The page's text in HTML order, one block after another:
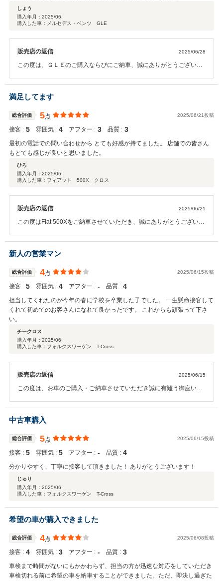
しょう
購入年月： 2025/06
購入した車：メルセデス・ベンツ GLE
販売店の返信 2025/06/28
この度は、ＧＬＥのご購入ならびにご納車、誠にありがとうございま
適で充実したカーライフをお過ごしいただければ幸いです！ 安心して
お乗りいただけるようサポートさせていただきますので、引き続きよ
ろしくお願いいたします。
満足してます
総合評価 5点 2025/06/21投稿
接客 : 5 雰囲気 : 4 アフター : 3 品質 : 3
最初の電話での問い合わせから とても好感が持てました。 店舗での皆さん
もとても感じが良いと思いました。
ひろ
購入年月： 2025/06
購入した車：フィアット 500X クロス
販売店の返信 2025/06/21
この度はFiat 500Xをご納車させていただき、誠にありがとうございま
しいカーライフになると思います！ 運転するたびに「選んでよかっ
た」と感じていただけたら嬉しいです。 今後とも、500Xとのカーラ
イフをしっかりサポートさせていただきますので、どうぞよろしくお
願いいたします！
新人の営業マン
総合評価 4点 2025/06/15投稿
接客 : 5 雰囲気 : 4 アフター : ‐ 品質 : 4
担当してくれたのが今年の春に学校を卒業した子でした。 一生懸命接客して
くれて初めてのお客さんになれて良かったです。 これからも頑張って下さ
い。
チークロス
購入年月： 2025/06
購入した車：フォルクスワーゲン T-Cross
販売店の返信 2025/06/15
この度は、お車のご購入・ご納車させていただき誠に有難う御座いま
になりました。 まだまだ至らない点もあるかと思いますが、これから
も一生懸命頑張ってまいります。 またのご来店を心よりお待ちしてお
ります。 引き続きよろしくお願いいたします！
中古車購入
総合評価 5点 2025/06/15投稿
接客 : 5 雰囲気 : 5 アフター : ‐ 品質 : 4
分かりやすく、丁寧に接客して頂きました！ ありがとうございます！
じゅり
購入年月： 2025/06
購入した車：フォルクスワーゲン T-Cross
希望の車が購入できました
総合評価 4点 2025/06/08投稿
接客 : 4 雰囲気 : 3 アフター : ‐ 品質 : 3
車検まで時間がないにもかかわらず、担当の方が迅速な対応をしていただき
車検切れる前に希望の車を納車することができました。ただ、即決し過ぎた